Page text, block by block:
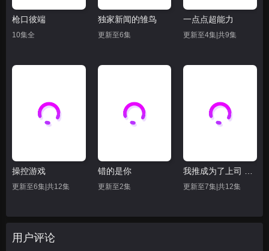
枪口彼端
10集全
独家新闻的雏鸟
更新至6集
一点点超能力
更新至4集|共9集
操控游戏
更新至6集|共12集
错的是你
更新至2集 更新至7集|共12集
用户评论